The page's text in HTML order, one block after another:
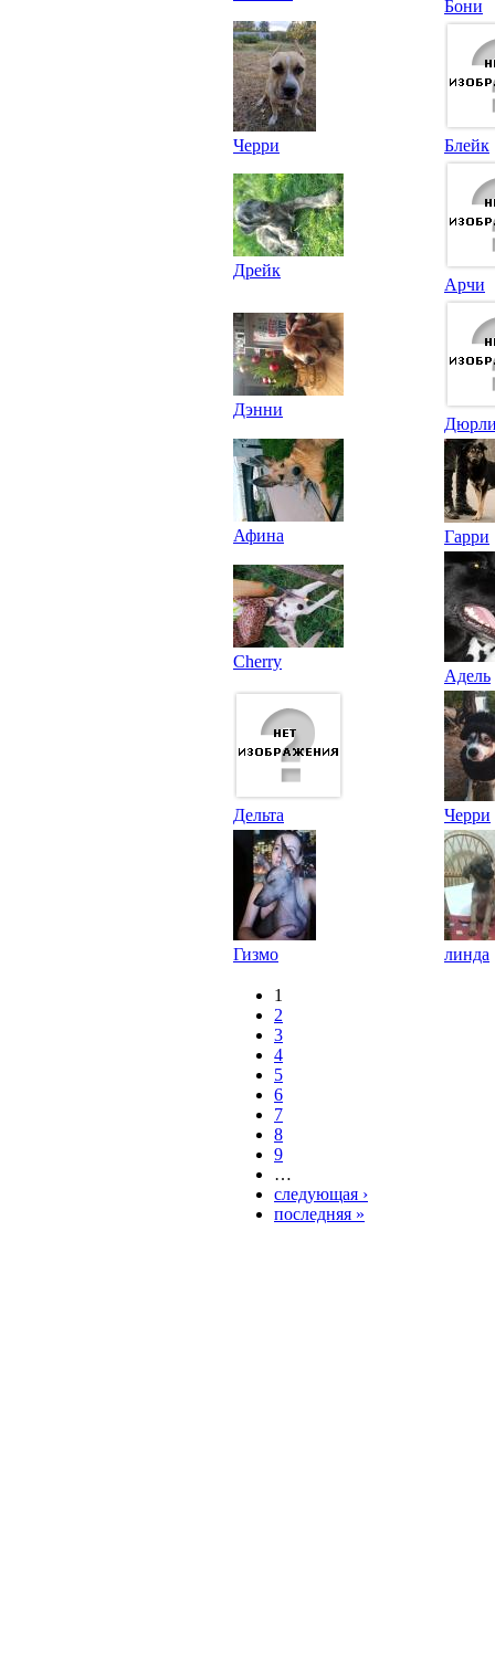
Бони
Черри Блейк
Дрейк
Арчи
Дэнни
Афина Гарри
Cherry
Адель
Дельта Черри
Гизмо линда
1
2
3
4
5
6
7
8
9
…
следующая ›
последняя »